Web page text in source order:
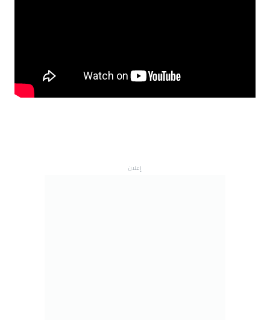
إعلان